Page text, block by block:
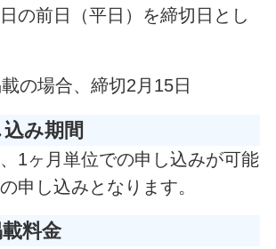
の前日（平日）を締切日とし
の場合、締切2月15日
み期間
1ヶ月単位での申し込みが可能
申し込みとなります。
料金